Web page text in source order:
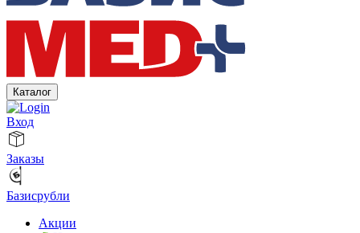
Каталог
Вход
Заказы
Базисрубли
Акции